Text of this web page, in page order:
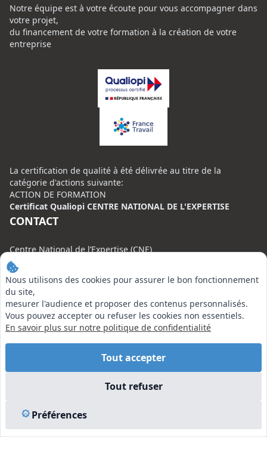
Nous utilisons des cookies pour assurer le bon fonctionnement
du site,
mesurer l'audience et proposer des contenus personnalisés.
Vous pouvez accepter ou refuser les cookies non essentiels.
En savoir plus sur notre politique de confidentialité
Tout accepter
Tout refuser
Préférences
Notre équipe est à votre écoute pour vous accompagner dans
votre projet,
du financement de votre formation à la création de votre
entreprise
La certification de qualité à été délivrée au titre de la
catégorie d'actions suivante:
ACTION DE FORMATION
Certificat Qualiopi CENTRE NATIONAL DE L'EXPERTISE
CONTACT
Centre National de l’Expertise (CNE)
20 rue Henri Regnault, 75008 Paris
N°VERT : 0800 00 80 89
EN SAVOIR PLUS
Liens utiles
Mentions légales